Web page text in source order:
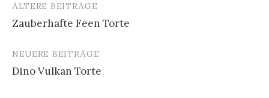
e
ÄLTERE BEITRÄGE
Zauberhafte Feen Torte
NEUERE BEITRÄGE
Dino Vulkan Torte